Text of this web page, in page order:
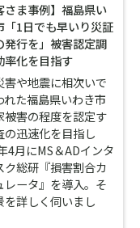
さま事例】福島県い
「1日でも早いり災証
発行を」被害認定調
率化を目指す
害や地震に相次いで
れた福島県いわき市
被害の程度を認定す
の迅速化を目指し
4月にMS＆ADインタ
ク総研『損害割合カ
レータ』を導入。そ
を詳しく伺いまし